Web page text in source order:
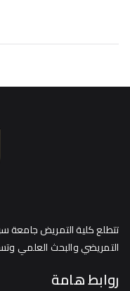
تتطلع كلية التمريض جامعة
التمريضي والبحث العلمي
روابط هامة